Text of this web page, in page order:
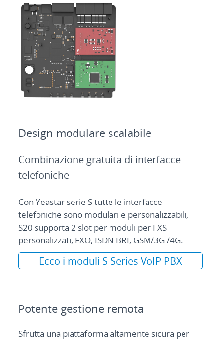
Design modulare scalabile
Combinazione gratuita di interfacce
telefoniche
Con Yeastar serie S tutte le interfacce
telefoniche sono modulari e personalizzabili,
S20 supporta 2 slot per moduli per FXS
personalizzati, FXO, ISDN BRI, GSM/3G /4G.
Ecco i moduli S-Series VoIP PBX
Potente gestione remota
Sfrutta una piattaforma altamente sicura per